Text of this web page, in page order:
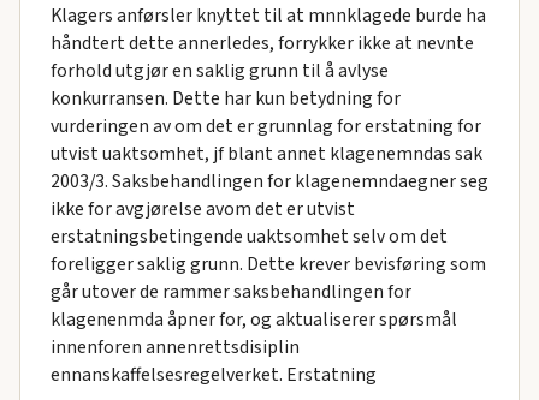
Klagers anførsler knyttet til at mnnklagede burde ha
håndtert dette annerledes, forrykker ikke at nevnte
forhold utgjør en saklig grunn til å avlyse
konkurransen. Dette har kun betydning for
vurderingen av om det er grunnlag for erstatning for
utvist uaktsomhet, jf blant annet klagenemndas sak
2003/3. Saksbehandlingen for klagenemndaegner seg
ikke for avgjørelse avom det er utvist
erstatningsbetingende uaktsomhet selv om det
foreligger saklig grunn. Dette krever bevisføring som
går utover de rammer saksbehandlingen for
klagenenmda åpner for, og aktualiserer spørsmål
innenforen annenrettsdisiplin
ennanskaffelsesregelverket. Erstatning